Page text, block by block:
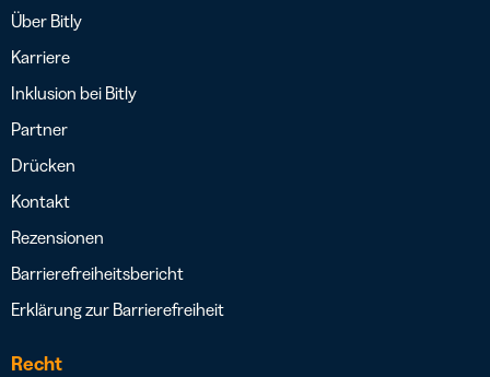
Über Bitly
Karriere
Inklusion bei Bitly
Partner
Drücken
Kontakt
Rezensionen
Barrierefreiheitsbericht
Erklärung zur Barrierefreiheit
Recht